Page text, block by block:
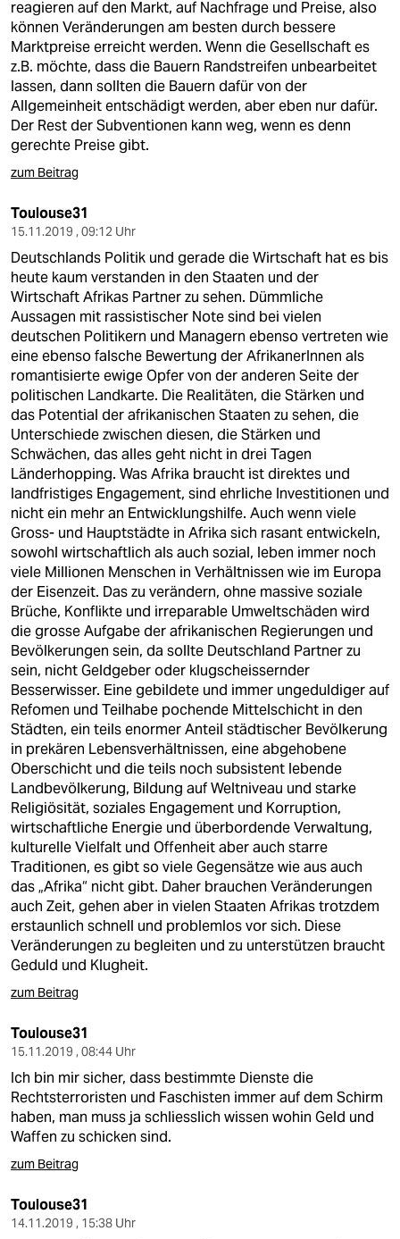
reagieren auf den Markt, auf Nachfrage und Preise, also
können Veränderungen am besten durch bessere
Marktpreise erreicht werden. Wenn die Gesellschaft es
z.B. möchte, dass die Bauern Randstreifen unbearbeitet
lassen, dann sollten die Bauern dafür von der
Allgemeinheit entschädigt werden, aber eben nur dafür.
Der Rest der Subventionen kann weg, wenn es denn
gerechte Preise gibt.
zum Beitrag
Toulouse31
15.11.2019 , 09:12 Uhr
Deutschlands Politik und gerade die Wirtschaft hat es bis
heute kaum verstanden in den Staaten und der
Wirtschaft Afrikas Partner zu sehen. Dümmliche
Aussagen mit rassistischer Note sind bei vielen
deutschen Politikern und Managern ebenso vertreten wie
eine ebenso falsche Bewertung der AfrikanerInnen als
romantisierte ewige Opfer von der anderen Seite der
politischen Landkarte. Die Realitäten, die Stärken und
das Potential der afrikanischen Staaten zu sehen, die
Unterschiede zwischen diesen, die Stärken und
Schwächen, das alles geht nicht in drei Tagen
Länderhopping. Was Afrika braucht ist direktes und
landfristiges Engagement, sind ehrliche Investitionen und
nicht ein mehr an Entwicklungshilfe. Auch wenn viele
Gross- und Hauptstädte in Afrika sich rasant entwickeln,
sowohl wirtschaftlich als auch sozial, leben immer noch
viele Millionen Menschen in Verhältnissen wie im Europa
der Eisenzeit. Das zu verändern, ohne massive soziale
Brüche, Konflikte und irreparable Umweltschäden wird
die grosse Aufgabe der afrikanischen Regierungen und
Bevölkerungen sein, da sollte Deutschland Partner zu
sein, nicht Geldgeber oder klugscheissernder
Besserwisser. Eine gebildete und immer ungeduldiger auf
Refomen und Teilhabe pochende Mittelschicht in den
Städten, ein teils enormer Anteil städtischer Bevölkerung
in prekären Lebensverhältnissen, eine abgehobene
Oberschicht und die teils noch subsistent lebende
Landbevölkerung, Bildung auf Weltniveau und starke
Religiösität, soziales Engagement und Korruption,
wirtschaftliche Energie und überbordende Verwaltung,
kulturelle Vielfalt und Offenheit aber auch starre
Traditionen, es gibt so viele Gegensätze wie aus auch
das „Afrika“ nicht gibt. Daher brauchen Veränderungen
auch Zeit, gehen aber in vielen Staaten Afrikas trotzdem
erstaunlich schnell und problemlos vor sich. Diese
Veränderungen zu begleiten und zu unterstützen braucht
Geduld und Klugheit.
zum Beitrag
Toulouse31
15.11.2019 , 08:44 Uhr
Ich bin mir sicher, dass bestimmte Dienste die
Rechtsterroristen und Faschisten immer auf dem Schirm
haben, man muss ja schliesslich wissen wohin Geld und
Waffen zu schicken sind.
zum Beitrag
Toulouse31
14.11.2019 , 15:38 Uhr